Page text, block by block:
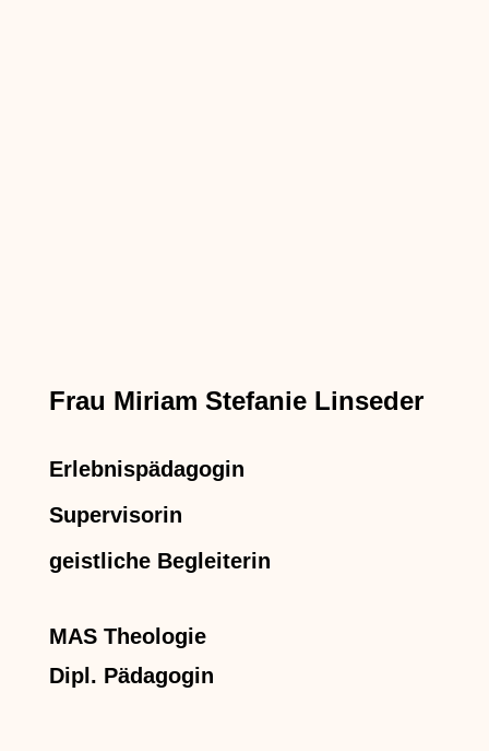
Frau Miriam Stefanie Linseder
Erlebnispädagogin
Supervisorin
geistliche Begleiterin
MAS Theologie
Dipl. Pädagogin